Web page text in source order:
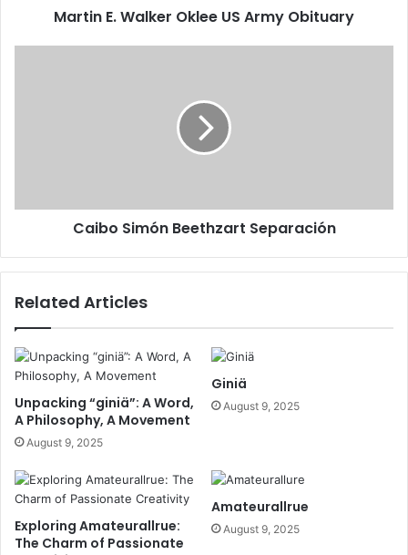
Martin E. Walker Oklee US Army Obituary
Caibo Simón Beethzart Separación
Related Articles
Unpacking “giniä”: A Word,
A Philosophy, A Movement
August 9, 2025
Giniä
August 9, 2025
Exploring Amateurallrue:
The Charm of Passionate
Amateurallrue
August 9, 2025